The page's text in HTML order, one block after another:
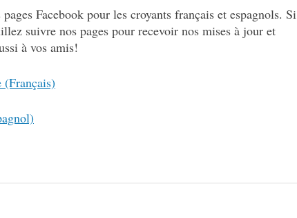
Facebook pour les croyants français et espagnols. Si
suivre nos pages pour recevoir nos mises à jour et
à vos amis!
(Français)